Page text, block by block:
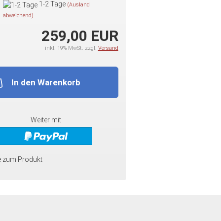
1-2 Tage (Ausland
abweichend)
259,00 EUR
inkl. 19% MwSt. zzgl. Versand
In den Warenkorb
Weiter mit
zum Produkt